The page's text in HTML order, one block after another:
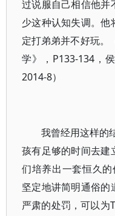
过说服自己相信他并
少这种认知失调。他
定打弟弟并不好玩。
学》，P133-134，
2014-8）
我曾经用这样的
孩有足够的时间去建
们培养出一套恒久
坚定地讲简明通俗的
严肃的处罚，可以为